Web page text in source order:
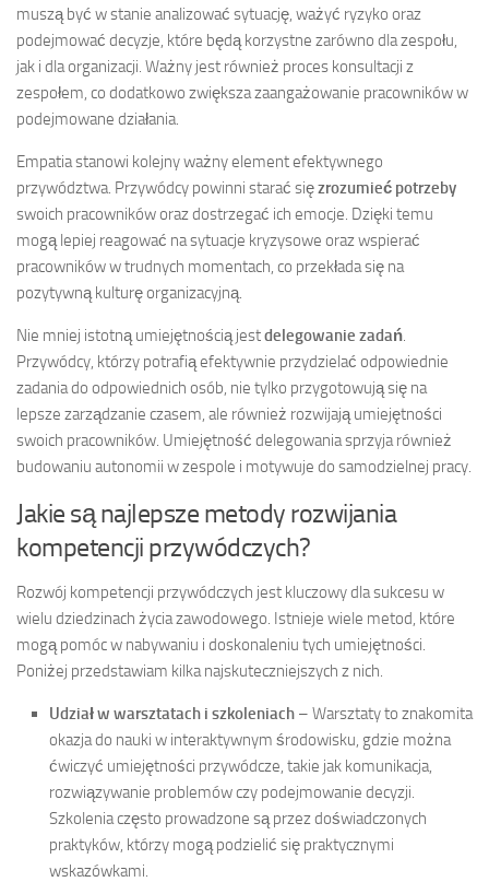
muszą być w stanie analizować sytuację, ważyć ryzyko oraz
podejmować decyzje, które będą korzystne zarówno dla zespołu,
jak i dla organizacji. Ważny jest również proces konsultacji z
zespołem, co dodatkowo zwiększa zaangażowanie pracowników w
podejmowane działania.
Empatia stanowi kolejny ważny element efektywnego
przywództwa. Przywódcy powinni starać sięzrozumieć potrzeby
swoich pracowników oraz dostrzegać ich emocje. Dzięki temu
mogą lepiej reagować na sytuacje kryzysowe oraz wspierać
pracowników w trudnych momentach, co przekłada się na
pozytywną kulturę organizacyjną.
Nie mniej istotną umiejętnością jestdelegowanie zadań.
Przywódcy, którzy potrafią efektywnie przydzielać odpowiednie
zadania do odpowiednich osób, nie tylko przygotowują się na
lepsze zarządzanie czasem, ale również rozwijają umiejętności
swoich pracowników. Umiejętność delegowania sprzyja również
budowaniu autonomii w zespole i motywuje do samodzielnej pracy.
Jakie są najlepsze metody rozwijania
kompetencji przywódczych?
Rozwój kompetencji przywódczych jest kluczowy dla sukcesu w
wielu dziedzinach życia zawodowego. Istnieje wiele metod, które
mogą pomóc w nabywaniu i doskonaleniu tych umiejętności.
Poniżej przedstawiam kilka najskuteczniejszych z nich.
Udział w warsztatach i szkoleniach – Warsztaty to znakomita
okazja do nauki w interaktywnym środowisku, gdzie można
ćwiczyć umiejętności przywódcze, takie jak komunikacja,
rozwiązywanie problemów czy podejmowanie decyzji.
Szkolenia często prowadzone są przez doświadczonych
praktyków, którzy mogą podzielić się praktycznymi
wskazówkami.